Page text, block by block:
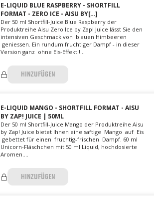
E-LIQUID BLUE RASPBERRY - SHORTFILL
FORMAT - ZERO ICE - AISU BY[…]
Der 50 ml Shortfill-Juice Blue Raspberry der
Produktreihe Aisu Zero Ice by Zap! Juice lässt Sie den
intensiven Geschmack von blauen Himbeeren
geniessen. Ein rundum fruchtiger Dampf - in dieser
Version ganz ohne Eis-Effekt !...
HINZUFÜGEN
E-LIQUID MANGO - SHORTFILL FORMAT - AISU
BY ZAP! JUICE | 50ML
Der 50 ml Shortfill-Juice Mango der Produktreihe Aisu
by Zap! Juice bietet Ihnen eine saftige Mango auf Eis
gebettet für einen fruchtig-frischen Dampf. 60 ml
Unicorn-Fläschchen mit 50 ml Liquid, hochdosierte
Aromen....
HINZUFÜGEN